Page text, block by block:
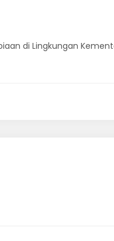
di Lingkungan